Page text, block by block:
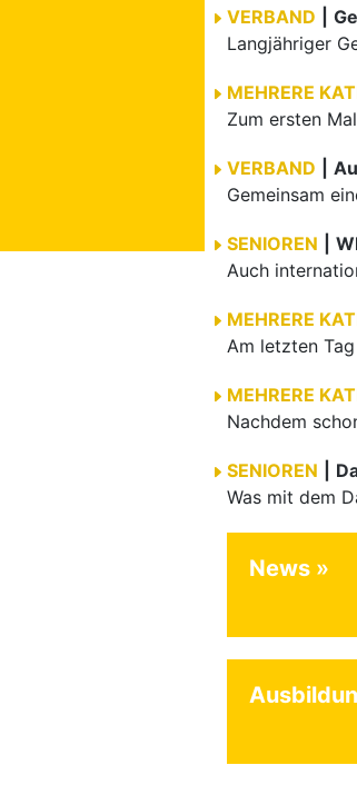
VERBAND
MEHRERE
Zum ersten
VERBAND
Gemeinsam
SENIOREN
MEHRERE
MEHRERE
SENIOREN
News